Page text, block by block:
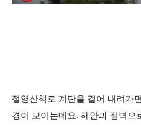
절영산책로 계단을 걸어 내려가
경이 보이는데요. 해안과 절벽으